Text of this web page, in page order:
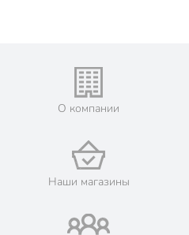
О компании
Наши магазины